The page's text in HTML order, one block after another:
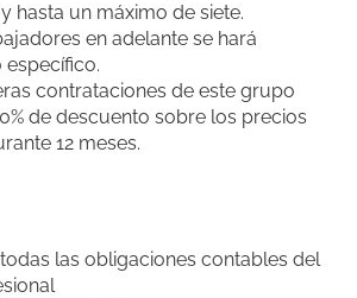
hasta un máximo de siete.
en adelante se hará
contrataciones de este grupo
de descuento sobre los precios
12 meses.
las obligaciones contables del